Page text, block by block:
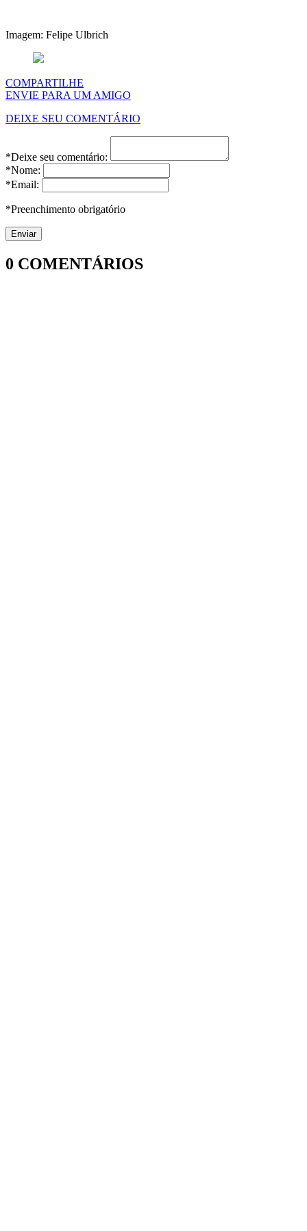
Imagem: Felipe Ulbrich
COMPARTILHE
ENVIE PARA UM AMIGO
DEIXE SEU COMENTÁRIO
*Deixe seu comentário:
*Nome:
*Email:
*Preenchimento obrigatório
0 COMENTÁRIOS